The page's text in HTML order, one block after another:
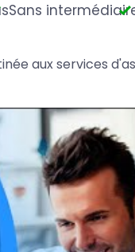
Sans
aux services